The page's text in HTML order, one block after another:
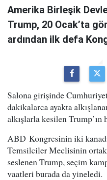
Amerika Birleşik
Trump, 20 Ocak’ta
ardından ilk defa
Salona girişinde
dakikalarca ayakta
alkışlarla kesilen Trump’ın
ABD Kongresinin iki
Temsilciler Meclisinin
seslenen Trump, seçim
vaatleri burada da yineledi.